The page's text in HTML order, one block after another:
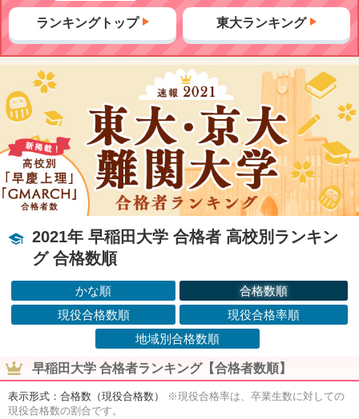
ランキングトップ 東大ランキング
2021年 早稲田大学 合格者 高校別ランキン
グ 合格数順
かな順
合格数順
現役合格数順
現役合格率順
地域別合格数順
早稲田大学 合格者ランキング【合格者数順】
表示形式：合格数（現役合格数）
※現役合格率は、卒業生数に対しての
現役合格数の割合です。